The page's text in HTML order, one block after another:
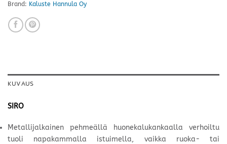
Brand: Kaluste Hannula Oy
KUVAUS
SIRO
Metallijalkainen pehmeällä huonekalukankaalla verhoiltu
tuoli napakammalla istuimella, vaikka ruoka- tai